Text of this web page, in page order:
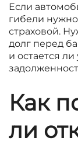
Если
гибели
страховой.
долг перед
и остается
Как
ли